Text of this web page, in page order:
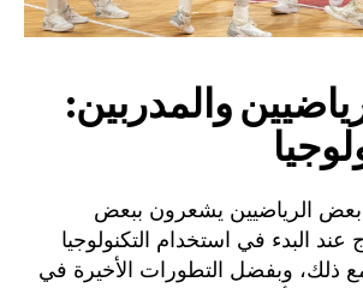
والمدربين:
الرياضيين يشعرون ببعض
عند البدء في استخدام التكنولوجيا
ومع ذلك، وبفضل التطورات الأخيرة في